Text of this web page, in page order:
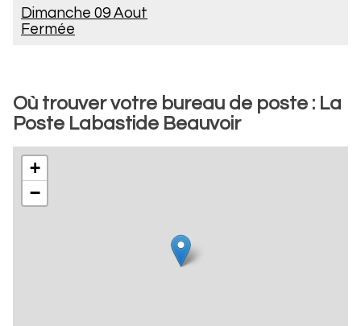
Dimanche 09 Aout
Fermée
Où trouver votre bureau de poste : La
Poste Labastide Beauvoir
+
−